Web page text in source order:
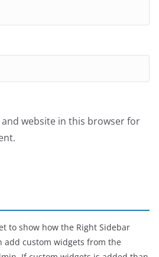
and website in this browser for
to show how the Right Sidebar
add custom widgets from the